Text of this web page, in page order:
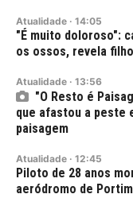
Atualidade · 14:05
"É muito doloroso":
os ossos, revela filho
Atualidade · 13:56
"O Resto é
que afastou a peste
paisagem
Atualidade · 12:45
Piloto de 28 anos
aeródromo de